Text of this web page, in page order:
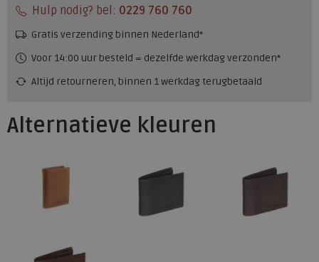
Hulp nodig? bel: 0229 760 760
Gratis verzending binnen Nederland*
Voor 14:00 uur besteld = dezelfde werkdag verzonden*
Altijd retourneren, binnen 1 werkdag terugbetaald
Alternatieve kleuren